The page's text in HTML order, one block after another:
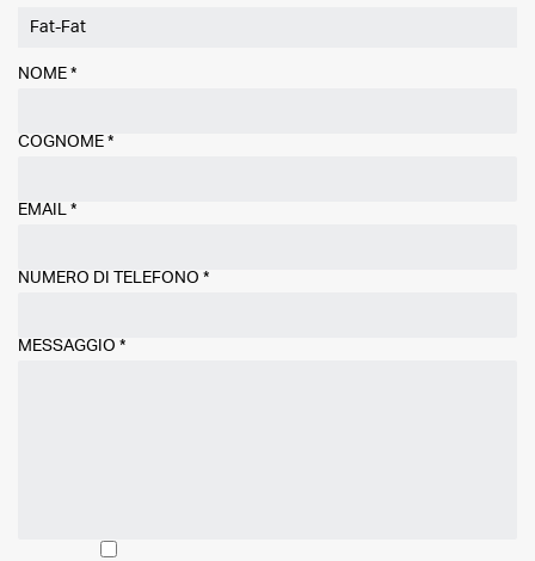
NOME *
COGNOME *
EMAIL *
NUMERO DI TELEFONO *
MESSAGGIO *